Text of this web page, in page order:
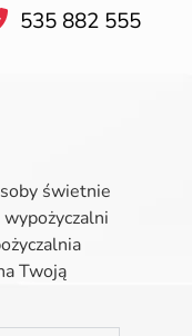
535 882 555
świetnie
Twoją